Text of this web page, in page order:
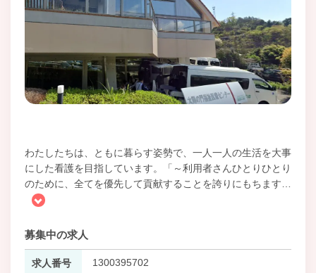
わたしたちは、ともに暮らす姿勢で、一人一人の生活を大事
にした看護を目指しています。「～利用者さんひとりひとり
のために、全てを優先して貢献することを誇りにもちます
募集中の求人
求人番号 1300395702